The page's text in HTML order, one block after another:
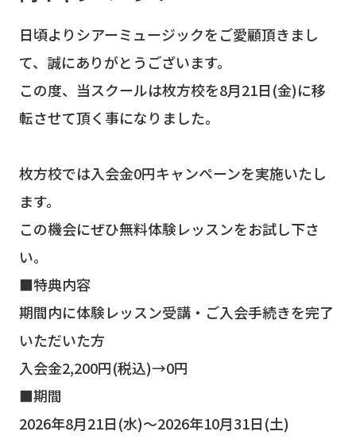
日頃よりシアーミュージックをご愛顧頂きまし
て、誠にありがとうございます。
この度、当スクールは枚方校を8月21日(金)に移
転させて頂く事になりました。
枚方校では入会金0円キャンペーンを実施いたし
ます。
この機会にぜひ無料体験レッスンをお試し下さ
い。
■特典内容
期間内に体験レッスン受講・ご入会手続きを完了
いただいた方
入会金2,200円(税込)→0円
■期間
2026年8月21日(水)～2026年10月31日(土)